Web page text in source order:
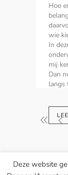
Hoe
wie
In
mij
Dan
langs
© Copyright Marian
Deze website